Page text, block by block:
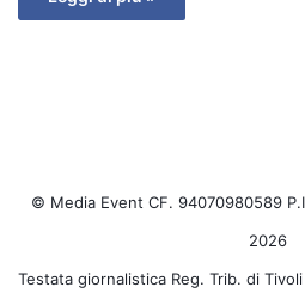
© Media Event CF. 94070980589
2026
Testata giornalistica Reg. Trib. di